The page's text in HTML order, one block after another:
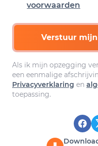
voorwaarden
Verstuur
Als ik mijn opzegging
een eenmalige
Privacyverklaring en
toepassing.